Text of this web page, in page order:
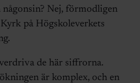
någonsin? Nej, förmodligen
på Högskoleverkets
de här siffrorna.
är komplex, och en